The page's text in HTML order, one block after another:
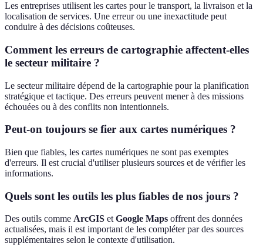
Les entreprises utilisent les cartes pour le transport, la livraison et la
localisation de services. Une erreur ou une inexactitude peut
conduire à des décisions coûteuses.
Comment les erreurs de cartographie affectent-elles
le secteur militaire ?
Le secteur militaire dépend de la cartographie pour la planification
stratégique et tactique. Des erreurs peuvent mener à des missions
échouées ou à des conflits non intentionnels.
Peut-on toujours se fier aux cartes numériques ?
Bien que fiables, les cartes numériques ne sont pas exemptes
d'erreurs. Il est crucial d'utiliser plusieurs sources et de vérifier les
informations.
Quels sont les outils les plus fiables de nos jours ?
Des outils comme ArcGIS etGoogle Maps offrent des données
actualisées, mais il est important de les compléter par des sources
supplémentaires selon le contexte d'utilisation.